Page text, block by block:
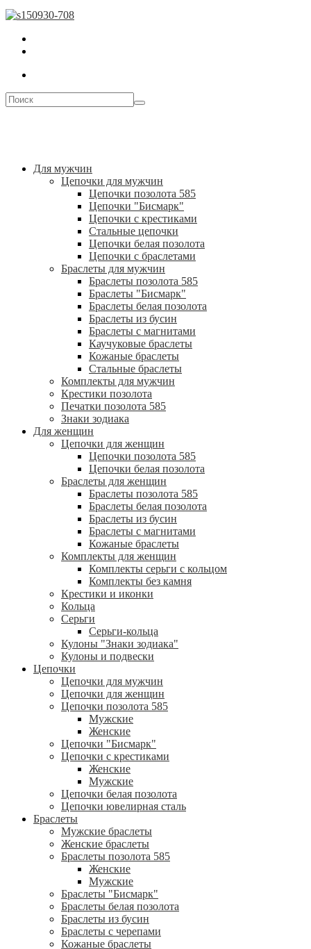
Для мужчин
Цепочки для мужчин
Цепочки позолота 585
Цепочки "Бисмарк"
Цепочки с крестиками
Стальные цепочки
Цепочки белая позолота
Цепочки с браслетами
Браслеты для мужчин
Браслеты позолота 585
Браслеты "Бисмарк"
Браслеты белая позолота
Браслеты из бусин
Браслеты с магнитами
Каучуковые браслеты
Кожаные браслеты
Стальные браслеты
Комплекты для мужчин
Крестики позолота
Печатки позолота 585
Знаки зодиака
Для женщин
Цепочки для женщин
Цепочки позолота 585
Цепочки белая позолота
Браслеты для женщин
Браслеты позолота 585
Браслеты белая позолота
Браслеты из бусин
Браслеты с магнитами
Кожаные браслеты
Комплекты для женщин
Комплекты серьги с кольцом
Комплекты без камня
Крестики и иконки
Кольца
Серьги
Серьги-кольца
Кулоны "Знаки зодиака"
Кулоны и подвески
Цепочки
Цепочки для мужчин
Цепочки для женщин
Цепочки позолота 585
Мужские
Женские
Цепочки "Бисмарк"
Цепочки с крестиками
Женские
Мужские
Цепочки белая позолота
Цепочки ювелирная сталь
Браслеты
Мужские браслеты
Женские браслеты
Браслеты позолота 585
Женские
Мужские
Браслеты "Бисмарк"
Браслеты белая позолота
Браслеты из бусин
Браслеты с черепами
Кожаные браслеты